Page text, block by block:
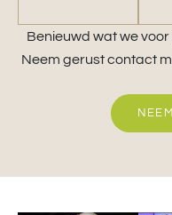
Benieuwd wat we
Neem gerust contact